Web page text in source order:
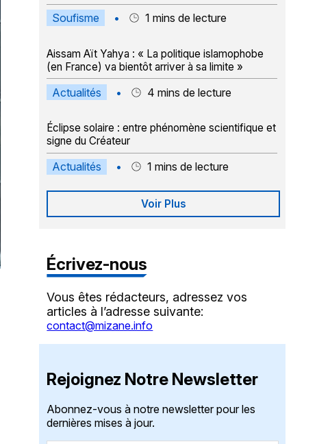
Soufisme • 1 mins de lecture
Aissam Aït Yahya : « La politique islamophobe
(en France) va bientôt arriver à sa limite »
Actualités • 4 mins de lecture
Éclipse solaire : entre phénomène scientifique et
signe du Créateur
Actualités • 1 mins de lecture
Voir Plus
Écrivez-nous
Vous êtes rédacteurs, adressez vos
articles à l’adresse suivante:
contact@mizane.info
Rejoignez Notre Newsletter
Abonnez-vous à notre newsletter pour les
dernières mises à jour.